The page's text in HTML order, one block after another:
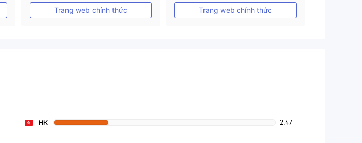
MT4 Chính thức
Trang web chính thức
MT4 Chính thức
Trang web chính thức
HK 2.47